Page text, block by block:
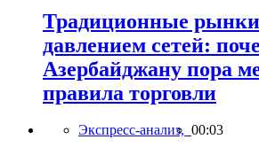
Традиционные
давлением сетей:
Азербайджану пора
правила торговли
Экспресс-анализ, 00:03